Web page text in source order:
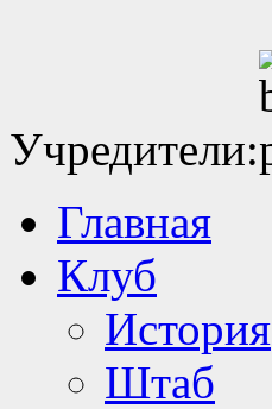
Учредители:
Главная
Клуб
История
Штаб